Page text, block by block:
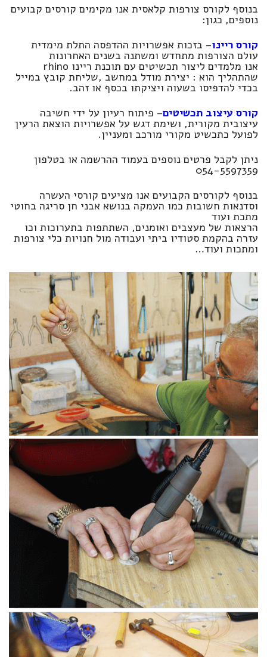
בנוסף לקורס צורפות קלאסית אנו מקימים קורסים קבועים
נוספים, כגון:
קורס ריינו– בזכות אפשרויות ההדפסה התלת מימדית
עולם הצורפות מתחדש ומשתנה בשנים האחרונות
אנו מלמדים ליצור תכשיטים עם תוכנת ריינו rhino
שהתהליך הוא : יצירת מודל במחשב ,שליחת קובץ במייל
בכדי להדפיסו בשעוה ויציקתו בכסף או זהב.
קורס עיצוב תכשיטים– פיתוח רעיון על ידי חשיבה
עיצובית מקורית, ושימת דגש על אפשרויות הוצאת הרעין
לפועל כתכשיט מקורי מורכב ומעניין.
ניתן לקבל פרטים נוספים בעמוד ההרשמה או בטלפון
054-5597359
בנוסף לקורסים הקבועים אנו מציעים קורסי העשרה
וסדנאות חשובות כמו העמקה בנושא אבני חן סריגה בחוטי
מתכת ועוד
הרצאות של מעצבים ואומנים, השתתפות בתערוכות וכו
עזרה בהקמת סטודיו ביתי ועבודה מול חנויות כלי צורפות
ומתכות ועוד…